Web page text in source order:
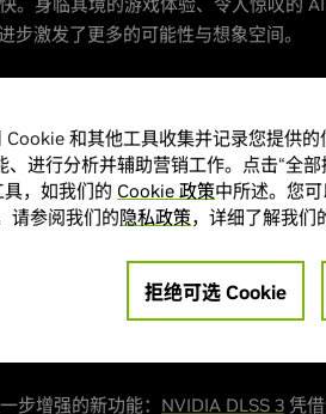
步激发了更多的可能性与想象空间。
40 系列的表现也不遑多让，可将 3D 渲
RTX 4080，您的系统将能够以更
现惊艳的细节和惊人的性能。“传送门
(Cyberpunk 2077)”即将推出的全新 “全
放 GeForce RTX 40 系列显卡的最大
步增强的新功能： NVIDIA DLSS 3 凭
和其他工具收集并记录您提供的
进行分析并辅助营销工作。点击“全部
，如我们的 Cookie 政策中所述。您
请参阅我们的隐私政策，详细了解我们
拒绝可选 Cookie